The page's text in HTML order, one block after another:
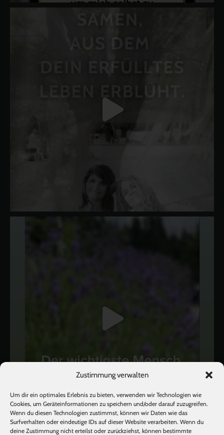
Zustimmung verwalten
Um dir ein optimales Erlebnis zu bieten, verwenden wir Technologien wie
Cookies, um Geräteinformationen zu speichern und/oder darauf zuzugreifen.
Wenn du diesen Technologien zustimmst, können wir Daten wie das
Surfverhalten oder eindeutige IDs auf dieser Website verarbeiten. Wenn du
deine Zustimmung nicht erteilst oder zurückziehst, können bestimmte